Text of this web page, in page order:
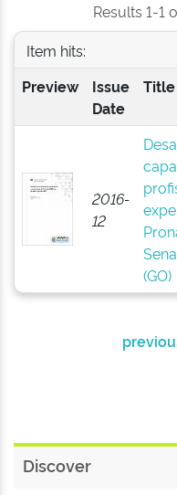
Results 1-1
Item hits:
Preview
Issue
Date
Title
2016-
12
(GO)
Discover